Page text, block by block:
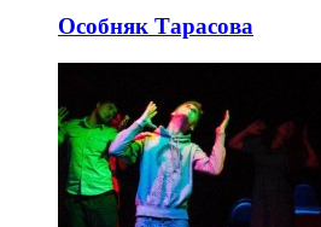
Особняк Тарасова